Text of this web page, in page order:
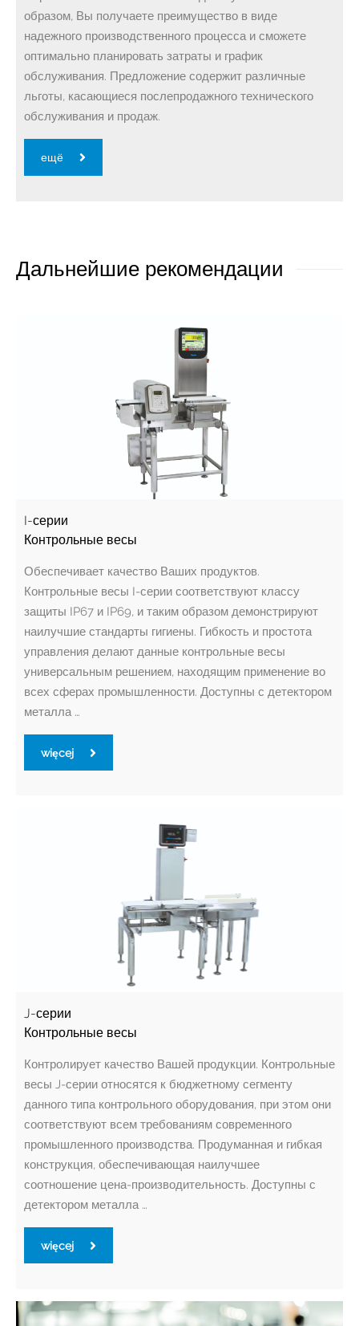
образом, Вы получаете преимущество в виде
надежного производственного процесса и сможете
оптимально планировать затраты и график
обслуживания. Предложение содержит различные
льготы, касающиеся послепродажного технического
обслуживания и продаж.
ещё
Дальнейшие рекомендации
I-серии
Контрольные весы
Обеспечивает качество Ваших продуктов.
Контрольные весы I-серии соответствуют классу
защиты IP67 и IP69, и таким образом демонстрируют
наилучшие стандарты гигиены. Гибкость и простота
управления делают данные контрольные весы
универсальным решением, находящим применение во
всех сферах промышленности. Доступны с детектором
металла …
więcej
J-серии
Контрольные весы
Контролирует качество Вашей продукции. Контрольные
весы J-серии относятся к бюджетному сегменту
данного типа контрольного оборудования, при этом они
соответствуют всем требованиям современного
промышленного производства. Продуманная и гибкая
конструкция, обеспечивающая наилучшее
соотношение цена-производительность. Доступны с
детектором металла …
więcej